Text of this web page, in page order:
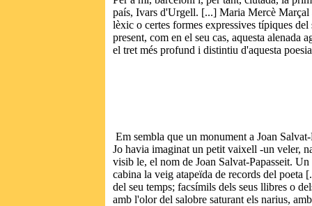
país, Ivars d'Urgell. [...] Maria Mercè Marçal
lèxic o certes formes expressives típiques
present, com en el seu cas, aquesta alenada
el tret més profund i distintiu d'aquesta
Em sembla que un monument a Joan
Jo havia imaginat un petit vaixell -un veler,
visib le, el nom de Joan Salvat-Papasseit.
cabina la veig atapeïda de records del poeta
del seu temps; facsímils dels seus llibres o
amb l'olor del salobre saturant els narius,